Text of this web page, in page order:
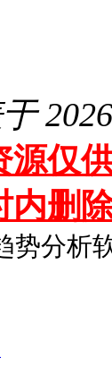
源仅
内删
势分析